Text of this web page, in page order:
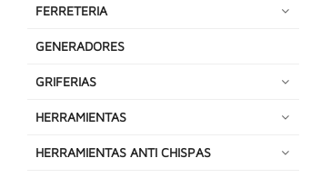
FERRETERIA
GENERADORES
GRIFERIAS
HERRAMIENTAS
HERRAMIENTAS ANTI CHISPAS